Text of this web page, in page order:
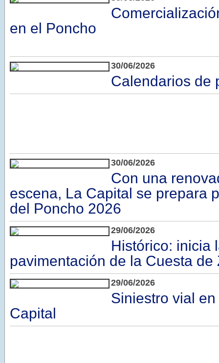
en el Poncho
30/06/2026
Calendarios de
30/06/2026
Con una
escena, La Capital se prepara
del Poncho 2026
29/06/2026
Histórico: inicia
pavimentación de la Cuesta de
29/06/2026
Siniestro vial
Capital